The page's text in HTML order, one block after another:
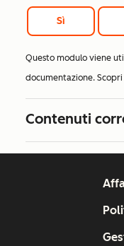
Sì
Questo modulo viene
documentazione.
Contenuti